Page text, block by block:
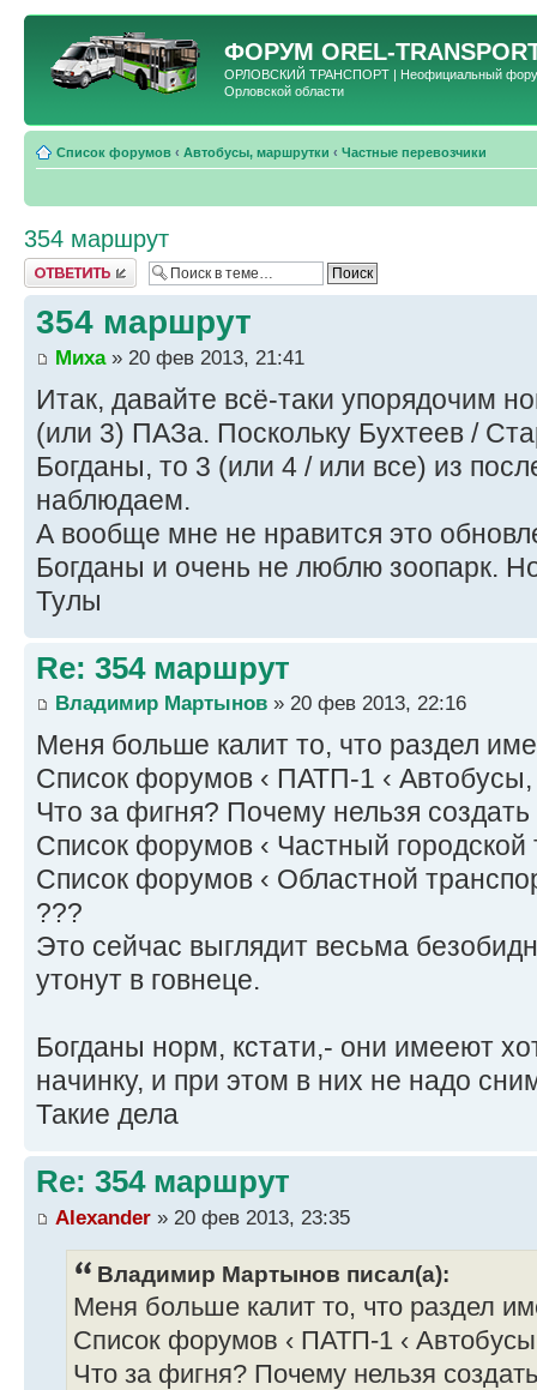
ФОРУМ OREL-
ОРЛОВСКИЙ ТРАНСПОРТ | Неофициальный форум
Орловской области
Список форумов ‹ Автобусы, маршрутки ‹ Частные перевозчики
354 маршрут
Ответить
354 маршрут
Миха» 20 фев 2013, 21:41
Итак, давайте всё-таки упорядочим
(или 3) ПАЗа. Поскольку Бухтеев /
Богданы, то 3 (или 4 / или все) из
наблюдаем.
А вообще мне не нравится это
Богданы и очень не люблю зоопарк.
Тулы
Re: 354 маршрут
Владимир Мартынов » 20 фев 2013, 22:16
Меня больше калит то, что раздел
Список форумов ‹ ПАТП-1 ‹
Что за фигня? Почему нельзя создать
Список форумов ‹ Частный городской
Список форумов ‹ Областной
???
Это сейчас выглядит весьма
утонут в говнеце.
Богданы норм, кстати,- они имееют
начинку, и при этом в них не надо
Такие дела
Re: 354 маршрут
Alexander » 20 фев 2013, 23:35
Владимир Мартынов писал(а):
Меня больше калит то, что раздел
Список форумов ‹ ПАТП-1 ‹
Что за фигня? Почему нельзя